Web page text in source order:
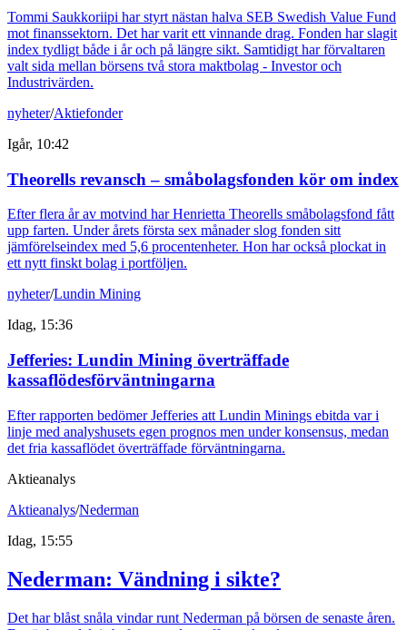
Tommi Saukkoriipi har styrt nästan halva SEB Swedish Value Fund
mot finanssektorn. Det har varit ett vinnande drag. Fonden har slagit
index tydligt både i år och på längre sikt. Samtidigt har förvaltaren
valt sida mellan börsens två stora maktbolag - Investor och
Industrivärden.
nyheter/Aktiefonder
Igår, 10:42
Theorells revansch – småbolagsfonden kör om index
Efter flera år av motvind har Henrietta Theorells småbolagsfond fått
upp farten. Under årets första sex månader slog fonden sitt
jämförelseindex med 5,6 procentenheter. Hon har också plockat in
ett nytt finskt bolag i portföljen.
nyheter/Lundin Mining
Idag, 15:36
Jefferies: Lundin Mining överträffade
kassaflödesförväntningarna
Efter rapporten bedömer Jefferies att Lundin Minings ebitda var i
linje med analyshusets egen prognos men under konsensus, medan
det fria kassaflödet överträffade förväntningarna.
Aktieanalys
Aktieanalys/Nederman
Idag, 15:55
Nederman: Vändning i sikte?
Det har blåst snåla vindar runt Nederman på börsen de senaste åren.